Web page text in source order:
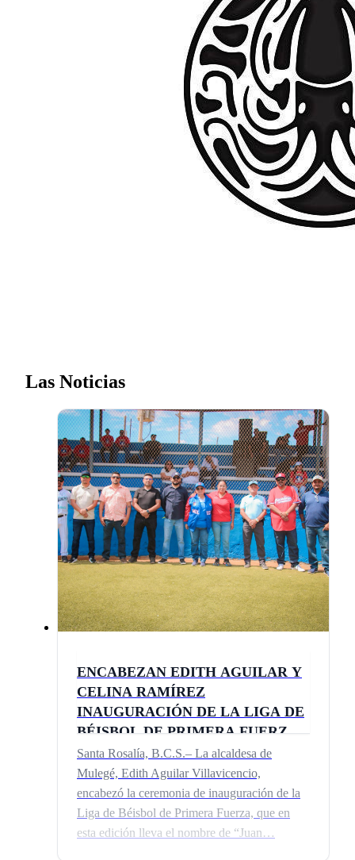
Las Noticias
ENCABEZAN EDITH AGUILAR Y
CELINA RAMÍREZ
INAUGURACIÓN DE LA LIGA DE
BÉISBOL DE PRIMERA FUERZA
EN MULEGÉ
Santa Rosalía, B.C.S.– La alcaldesa de
Mulegé, Edith Aguilar Villavicencio,
encabezó la ceremonia de inauguración de la
Liga de Béisbol de Primera Fuerza, que en
esta edición lleva el nombre de “Juan…